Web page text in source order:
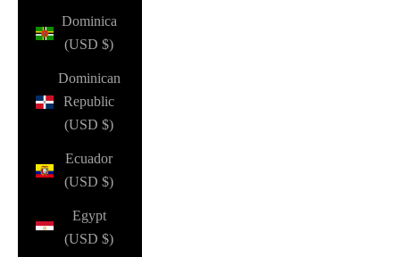
Dominica
(USD $)
Dominican
Republic
(USD $)
Ecuador
(USD $)
Egypt
(USD $)